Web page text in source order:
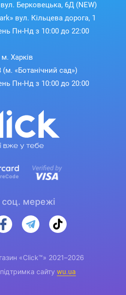
Берковецька, 6Д (NEW)
вул. Кільцева дорога, 1
Пн-Нд з 10:00 до 22:00
м. Харків
(м. «Ботанічний сад»)
Пн-Нд з 10:00 до 20:00
соц. мережі
«Click™» 2021–2026
сайту wu.ua